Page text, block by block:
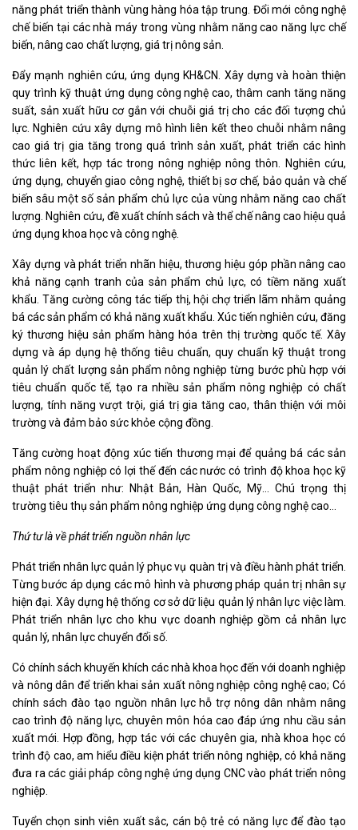
năng phát triển thành vùng hàng hóa tập trung. Đổi mới công nghệ
chế biến tại các nhà máy trong vùng nhằm năng cao năng lực chế
biến, nâng cao chất lượng, giá trị nông sản.
Đẩy mạnh nghiên cứu, ứng dụng KH&CN. Xây dựng và hoàn thiện
quy trình kỹ thuật ứng dụng công nghệ cao, thâm canh tăng năng
suất, sản xuất hữu cơ gắn với chuỗi giá trị cho các đối tượng chủ
lực. Nghiên cứu xây dựng mô hình liên kết theo chuỗi nhằm nâng
cao giá trị gia tăng trong quá trình sản xuất, phát triển các hình
thức liên kết, hợp tác trong nông nghiệp nông thôn. Nghiên cứu,
ứng dụng, chuyển giao công nghệ, thiết bị sơ chế, bảo quản và chế
biến sâu một số sản phẩm chủ lực của vùng nhằm năng cao chất
lượng. Nghiên cứu, đề xuất chính sách và thể chế nâng cao hiệu quả
ứng dụng khoa học và công nghệ.
Xây dựng và phát triển nhãn hiệu, thương hiệu góp phần nâng cao
khả năng cạnh tranh của sản phẩm chủ lực, có tiềm năng xuất
khẩu. Tăng cường công tác tiếp thị, hội chợ triển lãm nhằm quảng
bá các sản phẩm có khả năng xuất khẩu. Xúc tiến nghiên cứu, đăng
ký thương hiệu sản phẩm hàng hóa trên thị trường quốc tế. Xây
dựng và áp dụng hệ thống tiêu chuẩn, quy chuẩn kỹ thuật trong
quản lý chất lượng sản phẩm nông nghiệp từng bước phù hợp với
tiêu chuẩn quốc tế, tạo ra nhiều sản phẩm nông nghiệp có chất
lượng, tính năng vượt trội, giá trị gia tăng cao, thân thiện với môi
trường và đảm bảo sức khỏe cộng đồng.
Tăng cường hoạt động xúc tiến thương mại để quảng bá các sản
phẩm nông nghiệp có lợi thế đến các nước có trình độ khoa học kỹ
thuật phát triển như: Nhật Bản, Hàn Quốc, Mỹ... Chú trọng thị
trường tiêu thụ sản phẩm nông nghiệp ứng dụng công nghệ cao…
Thứ tư là về phát triển nguồn nhân lực
Phát triển nhân lực quản lý phục vụ quàn trị và điều hành phát triển.
Từng bước áp dụng các mô hình và phương pháp quản trị nhân sự
hiện đại. Xây dựng hệ thống cơ sở dữ liệu quản lý nhân lực việc làm.
Phát triển nhân lực cho khu vực doanh nghiệp gồm cả nhân lực
quản lý, nhân lực chuyển đổi số.
Có chính sách khuyến khích các nhà khoa học đến với doanh nghiệp
và nông dân để triển khai sản xuất nông nghiệp công nghệ cao; Có
chính sách đào tạo nguồn nhân lực hỗ trợ nông dân nhằm nâng
cao trình độ năng lực, chuyên môn hóa cao đáp ứng nhu cầu sản
xuất mới. Hợp đồng, hợp tác với các chuyên gia, nhà khoa học có
trình độ cao, am hiểu điều kiện phát triển nông nghiệp, có khả năng
đưa ra các giải pháp công nghệ ứng dụng CNC vào phát triển nông
nghiệp.
Tuyển chọn sinh viên xuất sắc, cán bộ trẻ có năng lực để đào tạo